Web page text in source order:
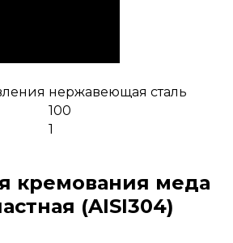
нержавеющая сталь
100
1
кремования меда
(AISI304)